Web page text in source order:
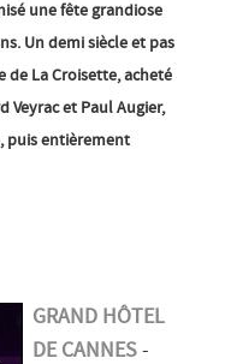
une fête grandiose
Un demi siècle et pas
La Croisette, acheté
Veyrac et Paul Augier,
puis entièrement
GRAND HÔTEL
DE CANNES -